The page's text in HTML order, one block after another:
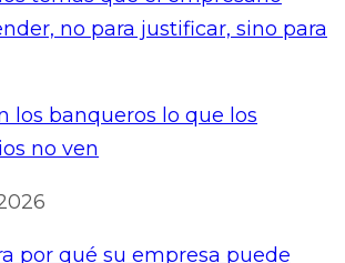
los banqueros lo que los
no ven